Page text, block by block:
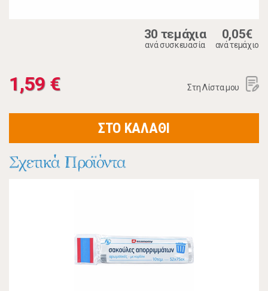
30 τεμάχια
ανά συσκευασία
0,05€
ανά τεμάχιο
1,59 € Στη Λίστα μου
ΣΤΟ ΚΑΛΑΘΙ
Σχετικά Προϊόντα